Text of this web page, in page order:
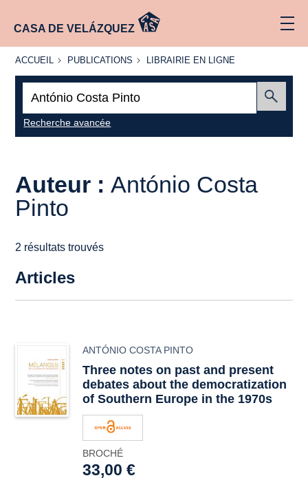
CASA DE VELÁZQUEZ
ACCUEIL
ACCUEIL PUBLICATIONS
PUBLICATIONS
LIBRAIRIE
LIBRAIRIE EN LIGNE
Recherche avancée
Auteur : António Costa
Pinto
2 résultats trouvés
Articles
ANTÓNIO COSTA PINTO
Three notes on past and present
debates about the democratization
of Southern Europe in the 1970s
BROCHÉ
33,00 €